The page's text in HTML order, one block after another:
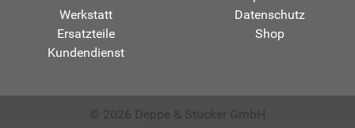
Werkstatt
Ersatzteile
Kundendienst
Datenschutz
Shop
© 2026 Deppe & Stücker GmbH